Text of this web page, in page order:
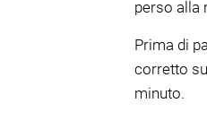
perso alla
Prima di
corretto
minuto.